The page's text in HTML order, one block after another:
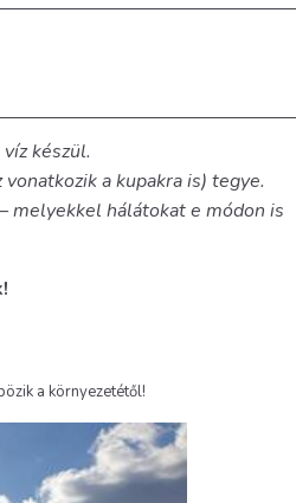
készül.
a kupakra is) tegye.
melyekkel hálátokat e módon is
a környezetétől!